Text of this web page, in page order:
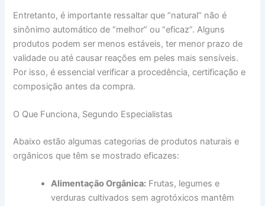
Entretanto, é importante ressaltar que “natural” não é
sinônimo automático de “melhor” ou “eficaz”. Alguns
produtos podem ser menos estáveis, ter menor prazo de
validade ou até causar reações em peles mais sensíveis.
Por isso, é essencial verificar a procedência, certificação e
composição antes da compra.
O Que Funciona, Segundo Especialistas
Abaixo estão algumas categorias de produtos naturais e
orgânicos que têm se mostrado eficazes:
Alimentação Orgânica: Frutas, legumes e
verduras cultivados sem agrotóxicos mantêm